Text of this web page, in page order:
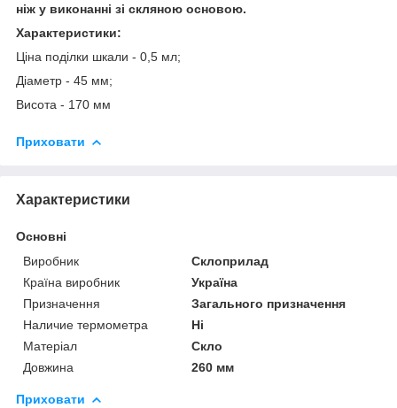
ніж у виконанні зі скляною основою.
Характеристики:
Ціна поділки шкали - 0,5 мл;
Діаметр - 45 мм;
Висота - 170 мм
Приховати
Характеристики
Основні
Виробник
Склоприлад
Країна виробник
Україна
Призначення
Загального призначення
Наличие термометра
Ні
Матеріал
Скло
Довжина
260 мм
Приховати